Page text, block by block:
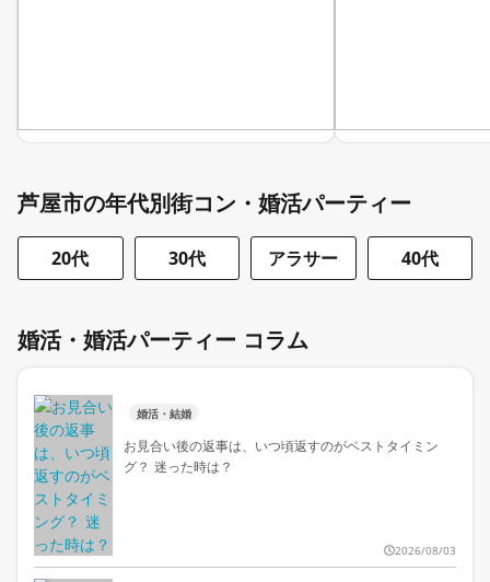
芦屋市の年代別街コン・婚活パーティー
20代 30代 アラサー 40代
婚活・婚活パーティー コラム
婚活・結婚
お見合い後の返事は、いつ頃返すのがベストタイミン
グ？ 迷った時は？
2026/08/03